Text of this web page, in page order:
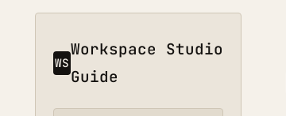
WS
Workspace Studio
Guide